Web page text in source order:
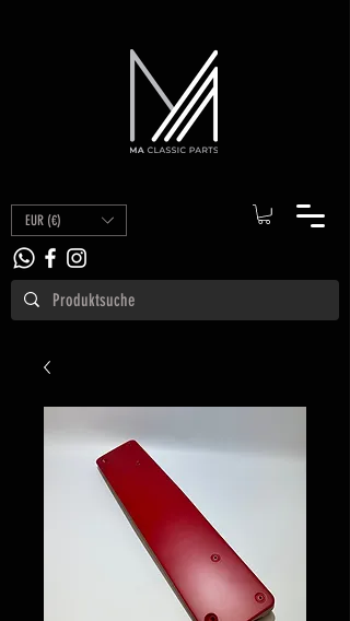
EUR (€)